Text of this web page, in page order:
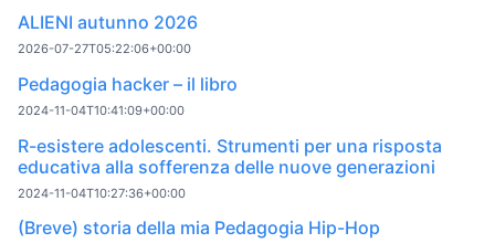
ALIENI autunno 2026
2026-07-27T05:22:06+00:00
Pedagogia hacker – il libro
2024-11-04T10:41:09+00:00
R-esistere adolescenti. Strumenti per una risposta
educativa alla sofferenza delle nuove generazioni
2024-11-04T10:27:36+00:00
(Breve) storia della mia Pedagogia Hip-Hop